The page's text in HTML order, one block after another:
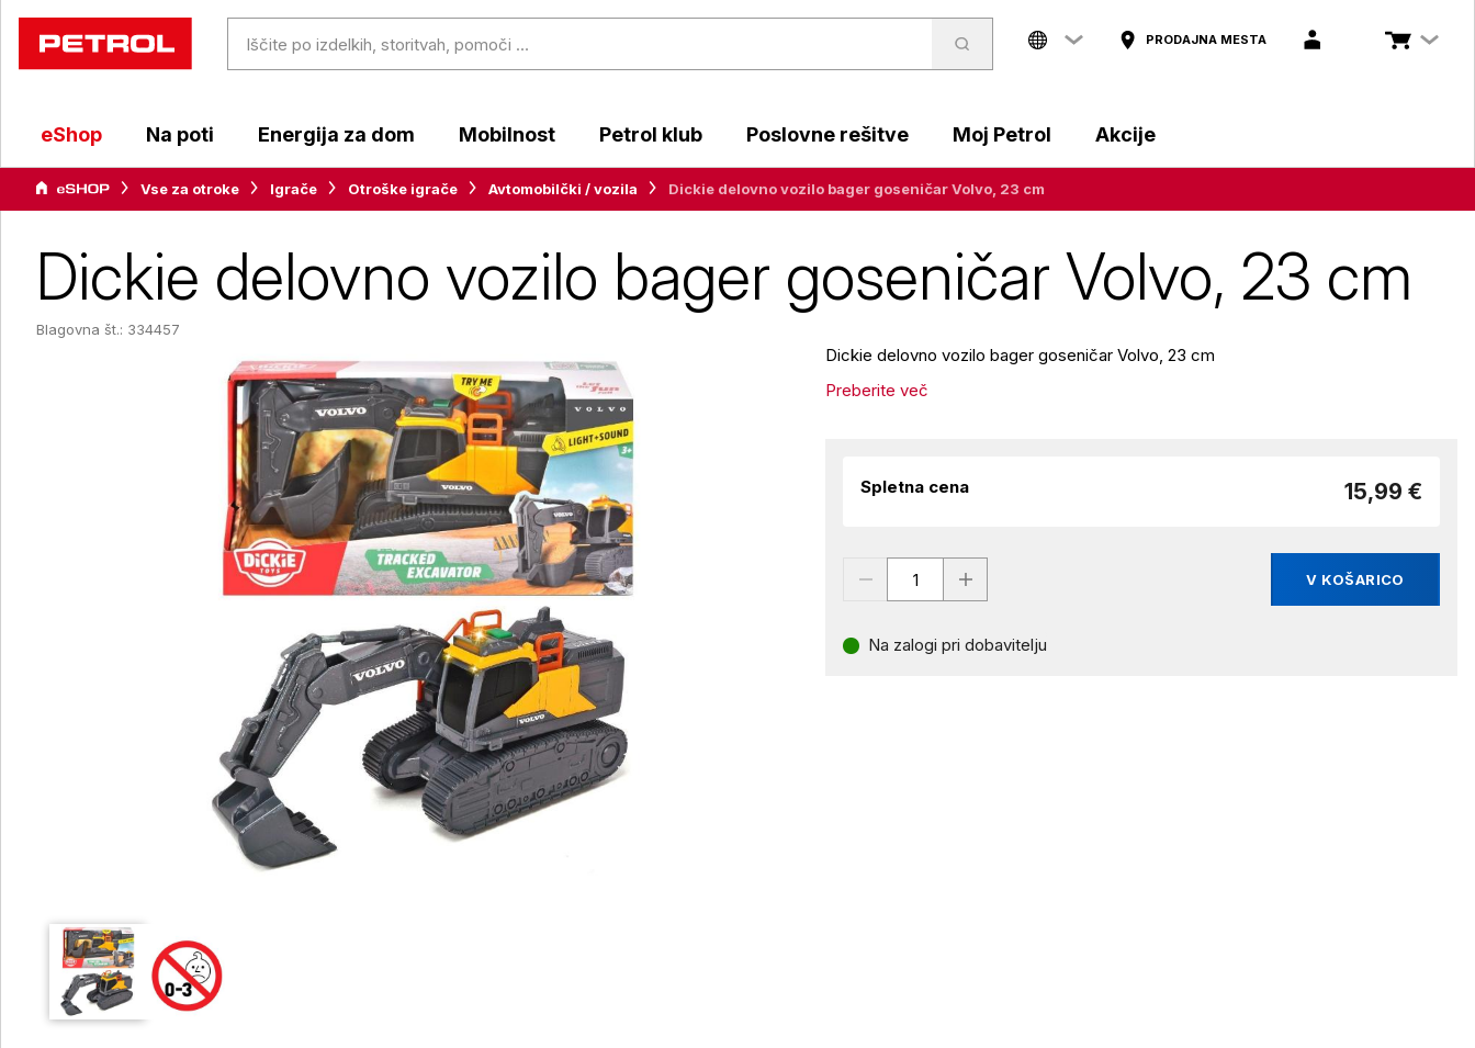
PRODAJNA MESTA
eShop Na poti Energija za dom Mobilnost Petrol klub Poslovne rešitve Moj Petrol Akcije
Vse za otroke Igrače Otroške igrače Avtomobilčki / vozila Dickie delovno vozilo bager goseničar Volvo, 23 cm
Dickie delovno vozilo bager goseničar Volvo, 23 cm
Blagovna št.: 334457
Dickie delovno vozilo bager goseničar Volvo, 23 cm
Preberite več
Spletna cena 15,99 €
V KOŠARICO
Na zalogi pri dobavitelju